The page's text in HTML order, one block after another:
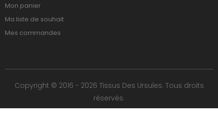
Mon panier
Ma liste de souhait
Mes commandes
Copyright © 2016 - 2026 Tissus Des Ursules. Tous droits
réservés.